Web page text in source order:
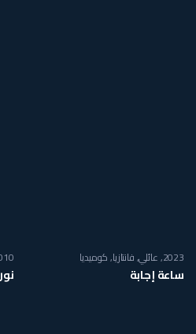
2023 عائلي,فانتازيا,كوميديا
ساعة إجابة